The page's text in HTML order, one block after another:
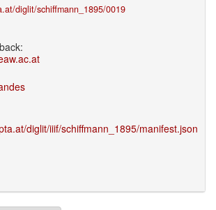
diglit/schiffmann_1895/0019
diglit/iiif/schiffmann_1895/manifest.json